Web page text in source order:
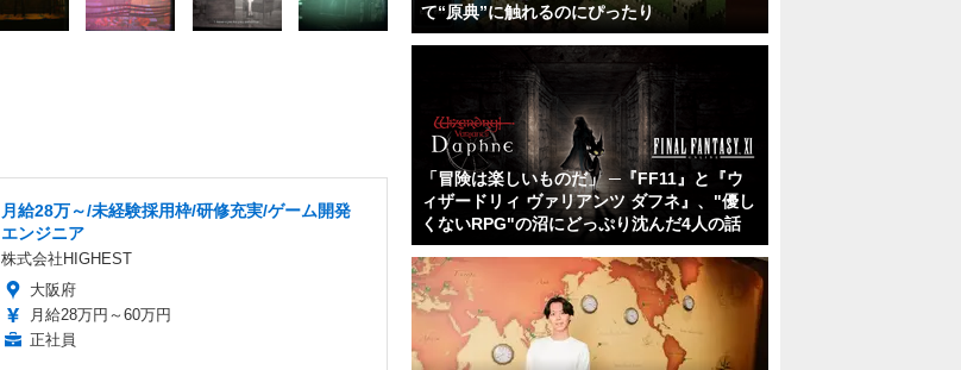
月給28万～/未経験採用枠/研修充実/ゲーム開発
エンジニア
株式会社HIGHEST
大阪府
月給28万円～60万円
正社員
て“原典”に触れるのにぴったり
「冒険は楽しいものだ」 ─『FF11』と『ウ
ィザードリィ ヴァリアンツ ダフネ』、"優し
くないRPG"の沼にどっぷり沈んだ4人の話